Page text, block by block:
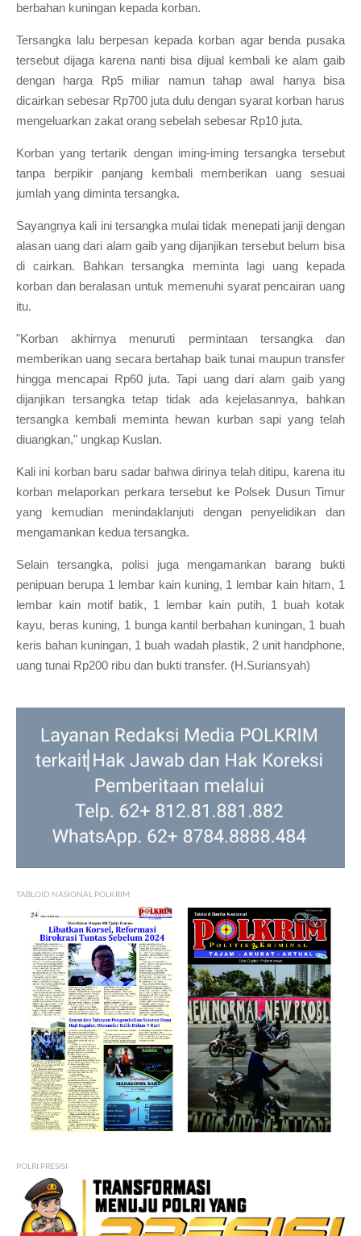
berbahan kuningan kepada korban.
Tersangka lalu berpesan kepada korban agar benda pusaka
tersebut dijaga karena nanti bisa dijual kembali ke alam gaib
dengan harga Rp5 miliar namun tahap awal hanya bisa
dicairkan sebesar Rp700 juta dulu dengan syarat korban harus
mengeluarkan zakat orang sebelah sebesar Rp10 juta.
Korban yang tertarik dengan iming-iming tersangka tersebut
tanpa berpikir panjang kembali memberikan uang sesuai
jumlah yang diminta tersangka.
Sayangnya kali ini tersangka mulai tidak menepati janji dengan
alasan uang dari alam gaib yang dijanjikan tersebut belum bisa
di cairkan. Bahkan tersangka meminta lagi uang kepada
korban dan beralasan untuk memenuhi syarat pencairan uang
itu.
"Korban akhirnya menuruti permintaan tersangka dan
memberikan uang secara bertahap baik tunai maupun transfer
hingga mencapai Rp60 juta. Tapi uang dari alam gaib yang
dijanjikan tersangka tetap tidak ada kejelasannya, bahkan
tersangka kembali meminta hewan kurban sapi yang telah
diuangkan," ungkap Kuslan.
Kali ini korban baru sadar bahwa dirinya telah ditipu, karena itu
korban melaporkan perkara tersebut ke Polsek Dusun Timur
yang kemudian menindaklanjuti dengan penyelidikan dan
mengamankan kedua tersangka.
Selain tersangka, polisi juga mengamankan barang bukti
penipuan berupa 1 lembar kain kuning, 1 lembar kain hitam, 1
lembar kain motif batik, 1 lembar kain putih, 1 buah kotak
kayu, beras kuning, 1 bunga kantil berbahan kuningan, 1 buah
keris bahan kuningan, 1 buah wadah plastik, 2 unit handphone,
uang tunai Rp200 ribu dan bukti transfer. (H.Suriansyah)
TABLOID NASIONAL POLKRIM
POLRI PRESISI